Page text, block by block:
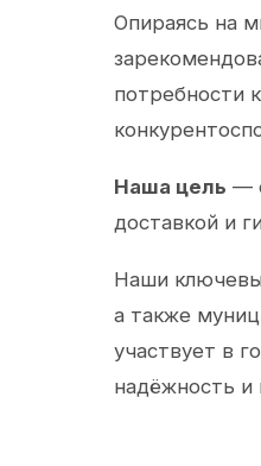
Опираясь на
потребности
Наша цель —
доставкой и
Наши
а также
участвует в
надёжность и